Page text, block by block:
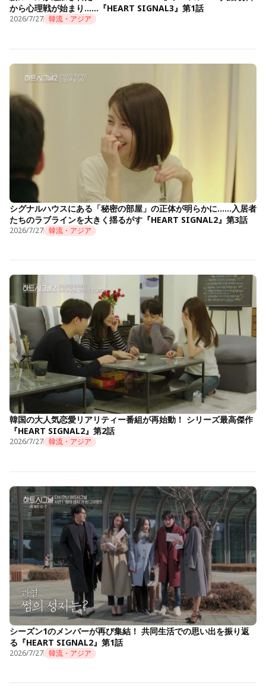
から心理戦が始まり……『HEART SIGNAL3』第1話
2026/7/27 韓流・アジア
シグナルハウスにある「秘密の部屋」の正体が明らかに……入居者
たちのラブラインを大きく揺るがす『HEART SIGNAL2』第3話
2026/7/27 韓流・アジア
韓国の大人気恋愛リアリティー番組が再始動！ シリーズ最高傑作
『HEART SIGNAL2』第2話
2026/7/27 韓流・アジア
シーズン1のメンバーが再び集結！ 共同生活での思い出を振り返
る『HEART SIGNAL2』第1話
2026/7/27 韓流・アジア